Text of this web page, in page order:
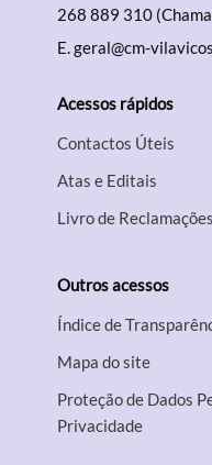
268 889 310
E.geral@cm-
Acessos rápidos
Contactos Úteis
Atas e Editais
Livro de Reclamações
Outros acessos
Índice de
Mapa do site
Proteção de Dados
Privacidade